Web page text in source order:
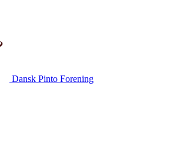
Dansk Pinto Forening